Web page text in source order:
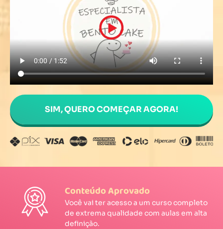
SIM, QUERO COMEÇAR AGORA!
Conteúdo Aprovado
Você vai ter acesso a um curso completo
de extrema qualidade com aulas em alta
definição.